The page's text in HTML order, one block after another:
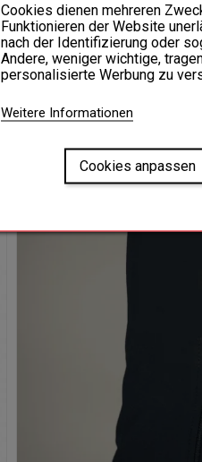
Cookies dienen mehreren
Funktionieren der Website
nach der Identifizierung oder
Andere, weniger wichtige,
personalisierte Werbung zu
Weitere Informationen
Cookies anpassen